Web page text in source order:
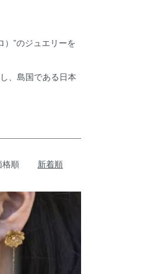
”のジュエリーを
、島国である日本
格順 新着順